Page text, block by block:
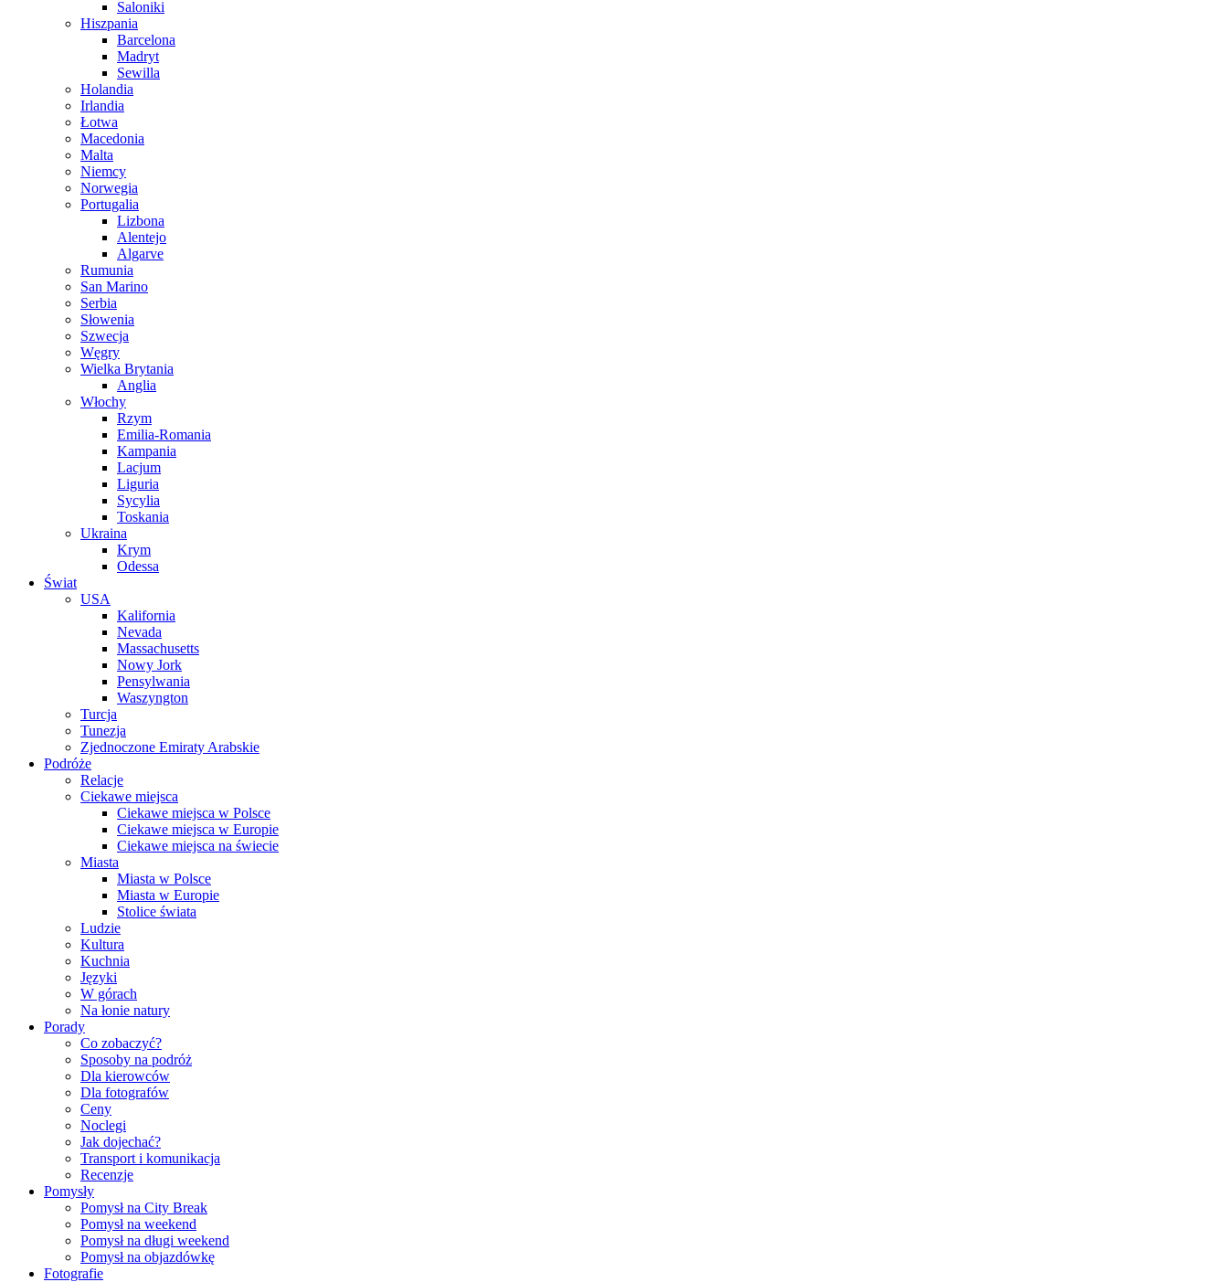
Saloniki
Hiszpania
Barcelona
Madryt
Sewilla
Holandia
Irlandia
Łotwa
Macedonia
Malta
Niemcy
Norwegia
Portugalia
Lizbona
Alentejo
Algarve
Rumunia
San Marino
Serbia
Słowenia
Szwecja
Węgry
Wielka Brytania
Anglia
Włochy
Rzym
Emilia-Romania
Kampania
Lacjum
Liguria
Sycylia
Toskania
Ukraina
Krym
Odessa
Świat
USA
Kalifornia
Nevada
Massachusetts
Nowy Jork
Pensylwania
Waszyngton
Turcja
Tunezja
Zjednoczone Emiraty Arabskie
Podróże
Relacje
Ciekawe miejsca
Ciekawe miejsca w Polsce
Ciekawe miejsca w Europie
Ciekawe miejsca na świecie
Miasta
Miasta w Polsce
Miasta w Europie
Stolice świata
Ludzie
Kultura
Kuchnia
Języki
W górach
Na łonie natury
Porady
Co zobaczyć?
Sposoby na podróż
Dla kierowców
Dla fotografów
Ceny
Noclegi
Jak dojechać?
Transport i komunikacja
Recenzje
Pomysły
Pomysł na City Break
Pomysł na weekend
Pomysł na długi weekend
Pomysł na objazdówkę
Fotografie